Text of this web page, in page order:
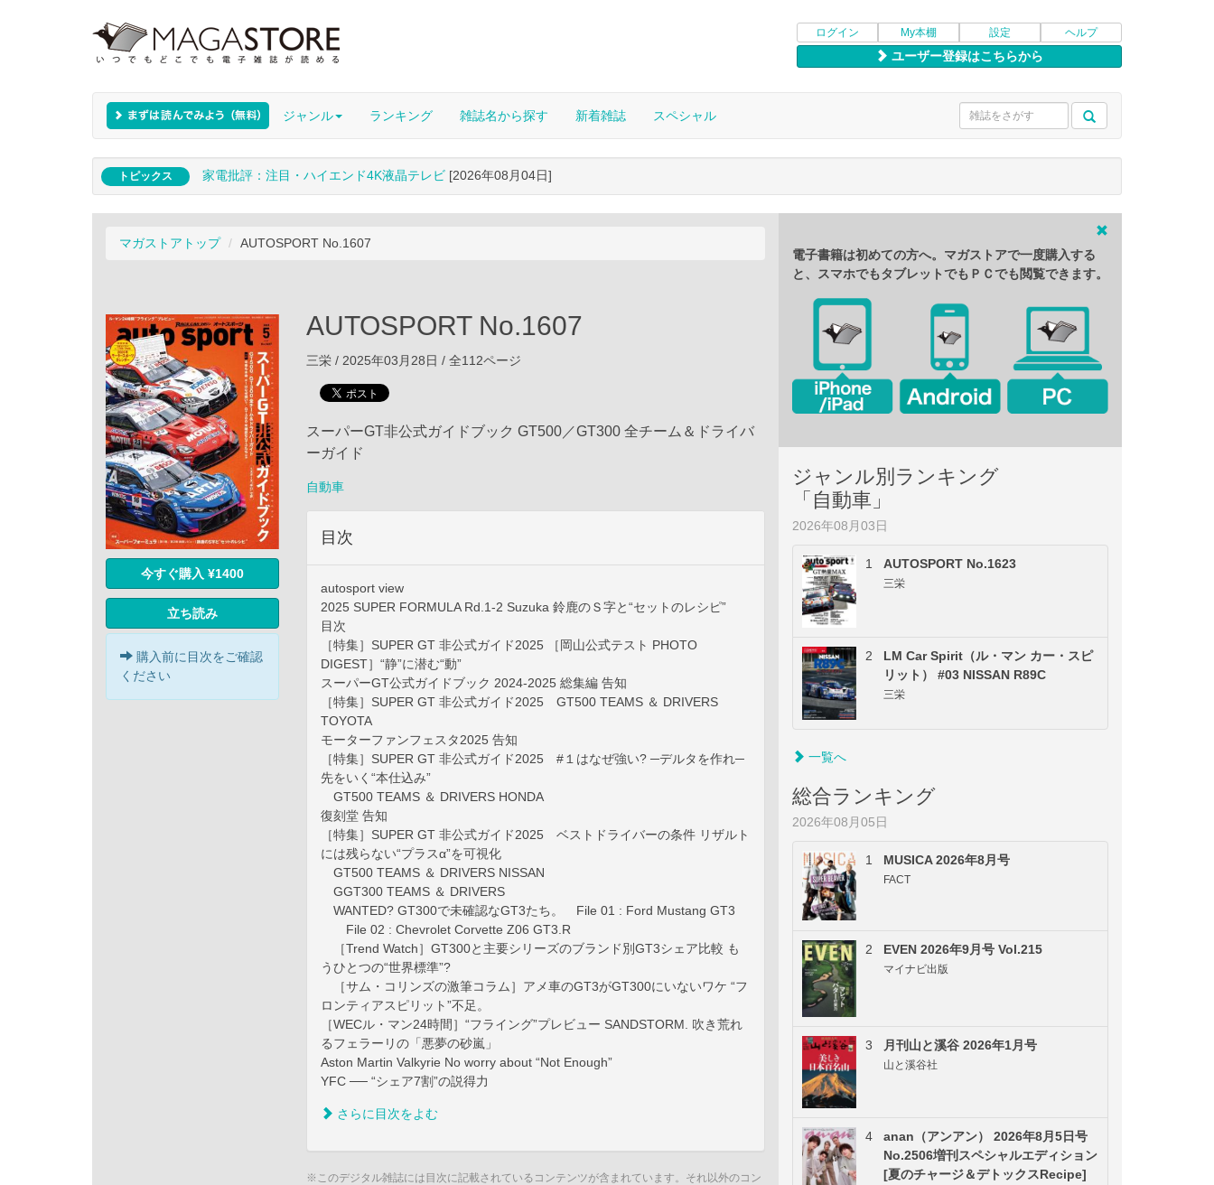
ログイン My本棚 設定 ヘルプ
ユーザー登録はこちらから
ジャンル ランキング 雑誌名から探す 新着雑誌 スペシャル
トピックス 家電批評：注目・ハイエンド4K液晶テレビ [2026年08月04日]
マガストアトップ AUTOSPORT No.1607
今すぐ購入 ¥1400
立ち読み
購入前に目次をご確認
ください
AUTOSPORT No.1607
三栄 / 2025年03月28日 / 全112ページ
スーパーGT非公式ガイドブック GT500／GT300 全チーム＆ドライバ
ーガイド
自動車
目次
autosport view
2025 SUPER FORMULA Rd.1-2 Suzuka 鈴鹿のＳ字と“セットのレシピ”
目次
［特集］SUPER GT 非公式ガイド2025 ［岡山公式テスト PHOTO
DIGEST］“静”に潜む“動”
スーパーGT公式ガイドブック 2024-2025 総集編 告知
［特集］SUPER GT 非公式ガイド2025 GT500 TEAMS ＆ DRIVERS
TOYOTA
モーターファンフェスタ2025 告知
［特集］SUPER GT 非公式ガイド2025 #１はなぜ強い? ─デルタを作れ─
先をいく“本仕込み”
GT500 TEAMS ＆ DRIVERS HONDA
復刻堂 告知
［特集］SUPER GT 非公式ガイド2025 ベストドライバーの条件 リザルト
には残らない“プラスα”を可視化
GT500 TEAMS ＆ DRIVERS NISSAN
GGT300 TEAMS ＆ DRIVERS
WANTED? GT300で未確認なGT3たち。 File 01 : Ford Mustang GT3
File 02 : Chevrolet Corvette Z06 GT3.R
［Trend Watch］GT300と主要シリーズのブランド別GT3シェア比較 も
うひとつの“世界標準”?
［サム・コリンズの激筆コラム］アメ車のGT3がGT300にいないワケ “フ
ロンティアスピリット”不足。
［WECル・マン24時間］“フライング”プレビュー SANDSTORM. 吹き荒れ
るフェラーリの「悪夢の砂嵐」
Aston Martin Valkyrie No worry about “Not Enough”
YFC ── “シェア7割”の説得力
さらに目次をよむ
※このデジタル雑誌には目次に記載されているコンテンツが含まれています。それ以外のコン
電子書籍は初めての方へ。マガストアで一度購入する
と、スマホでもタブレットでもＰＣでも閲覧できます。
ジャンル別ランキング
「自動車」
2026年08月03日
1 AUTOSPORT No.1623
三栄
2
LM Car Spirit（ル・マン カー・スピ
リット） #03 NISSAN R89C
三栄
一覧へ
総合ランキング
2026年08月05日
1 MUSICA 2026年8月号
FACT
2 EVEN 2026年9月号 Vol.215
マイナビ出版
3 月刊山と溪谷 2026年1月号
山と溪谷社
4
anan（アンアン） 2026年8月5日号
No.2506増刊スペシャルエディション
[夏のチャージ＆デトックスRecipe]